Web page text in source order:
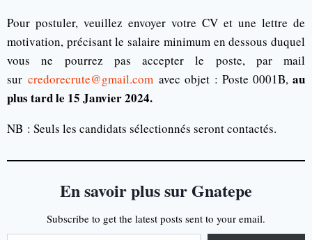
Pour postuler, veuillez envoyer votre CV et une lettre de
motivation, précisant le salaire minimum en dessous duquel
vous ne pourrez pas accepter le poste, par mail
surcredorecrute@gmail.com avec objet : Poste 0001B,au
plus tard le 15 Janvier 2024.
NB : Seuls les candidats sélectionnés seront contactés.
En savoir plus sur Gnatepe
Subscribe to get the latest posts sent to your email.